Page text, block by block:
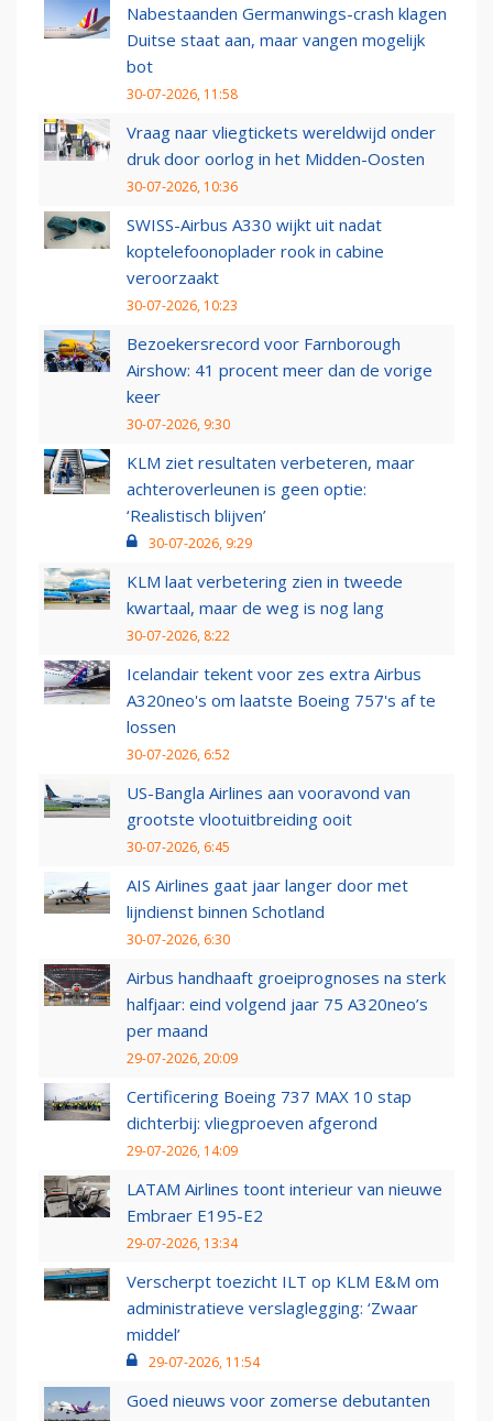
Nabestaanden Germanwings-crash klagen
Duitse staat aan, maar vangen mogelijk
bot
30-07-2026, 11:58
Vraag naar vliegtickets wereldwijd onder
druk door oorlog in het Midden-Oosten
30-07-2026, 10:36
SWISS-Airbus A330 wijkt uit nadat
koptelefoonoplader rook in cabine
veroorzaakt
30-07-2026, 10:23
Bezoekersrecord voor Farnborough
Airshow: 41 procent meer dan de vorige
keer
30-07-2026, 9:30
KLM ziet resultaten verbeteren, maar
achteroverleunen is geen optie:
‘Realistisch blijven’
30-07-2026, 9:29
KLM laat verbetering zien in tweede
kwartaal, maar de weg is nog lang
30-07-2026, 8:22
Icelandair tekent voor zes extra Airbus
A320neo's om laatste Boeing 757's af te
lossen
30-07-2026, 6:52
US-Bangla Airlines aan vooravond van
grootste vlootuitbreiding ooit
30-07-2026, 6:45
AIS Airlines gaat jaar langer door met
lijndienst binnen Schotland
30-07-2026, 6:30
Airbus handhaaft groeiprognoses na sterk
halfjaar: eind volgend jaar 75 A320neo’s
per maand
29-07-2026, 20:09
Certificering Boeing 737 MAX 10 stap
dichterbij: vliegproeven afgerond
29-07-2026, 14:09
LATAM Airlines toont interieur van nieuwe
Embraer E195-E2
29-07-2026, 13:34
Verscherpt toezicht ILT op KLM E&M om
administratieve verslaglegging: ‘Zwaar
middel’
29-07-2026, 11:54
Goed nieuws voor zomerse debutanten